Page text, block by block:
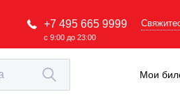
+7 495 665 9999
с 9:00 до 23:00
Мои